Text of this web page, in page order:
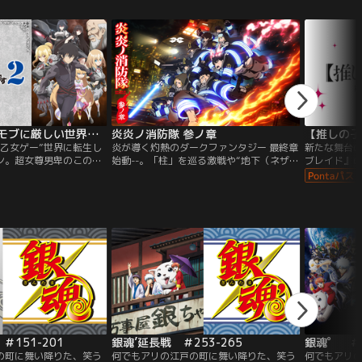
キス！？
望に陥れる。「私はもう誰も癒したりしな
い」そう誓ったルーアの元に、突然第二王
子スウェンが現れ、「一緒に復讐をしない
か？」と持ちかけてきて--。彼女は隠して
いたもうひとつの能力を使い、スウェンと
手を組んで“聖女”ではなく“悪女”として新
しい人生を始める…！！
ていた。仲
わり始めた
出会い--級
英雄伝説、
乙女ゲー世界はモブに厳しい世界です2
女ゲー”世界に転生し
。超女尊男卑のこの世
ケメン軍団の中心にな
ィア、彼女を虐げる悪
たアンジェリカと友
公ポジションに居座
ながらも子爵にまで
リオンがゲームの流
とで、世界は少しず
る。聖女となったマリ
擢されたリオンは、や
を揺るがす陰謀に巻
。
炎炎ノ消防隊 参ノ章
炎が導く灼熱のダークファンタジー 最終章
始動--。「柱」を巡る激戦や“地下（ネザ
く1つになった。今、世界を守る“シンラ
（ヒーロー）”と消防官たちの最終決戦が開
幕！
【推しの
新たな舞台
ブレイド』
ラライの役
かな。かな
してアイの
てアイドル
ビーは……。
151-201
町に舞い降りた、笑う
銀魂’延長戦 ＃253-265
何でもアリの江戸の町に舞い降りた、笑う
銀魂゜
何でもアリ